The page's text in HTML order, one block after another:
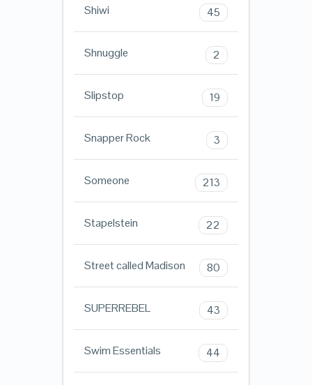
Shiwi 45
Shnuggle 2
Slipstop 19
Snapper Rock 3
Someone 213
Stapelstein 22
Street called Madison 80
SUPERREBEL 43
Swim Essentials 44